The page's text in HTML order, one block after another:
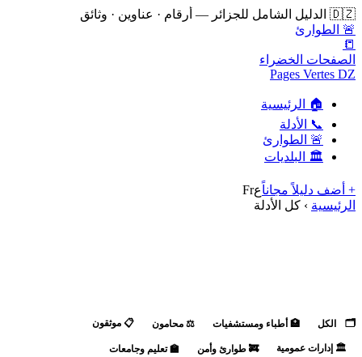
🇩🇿 الدليل الشامل للجزائر — أرقام · عناوين · وثائق
🚨 الطوارئ
📒
الصفحات الخضراء
Pages Vertes DZ
🏠 الرئيسية
📞 الأدلة
🚨 الطوارئ
🏛️ البلديات
+ أضف دليلاً مجاناًعFr
الرئيسية › كل الأدلة
🗂️ الكل 🏥 أطباء ومستشفيات ⚖️ محامون 📋 موثقون
🏛️ إدارات عمومية 🚒 طوارئ وأمن 🏫 تعليم وجامعات